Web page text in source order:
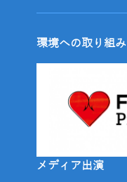
環境への取り組み
メディア出演